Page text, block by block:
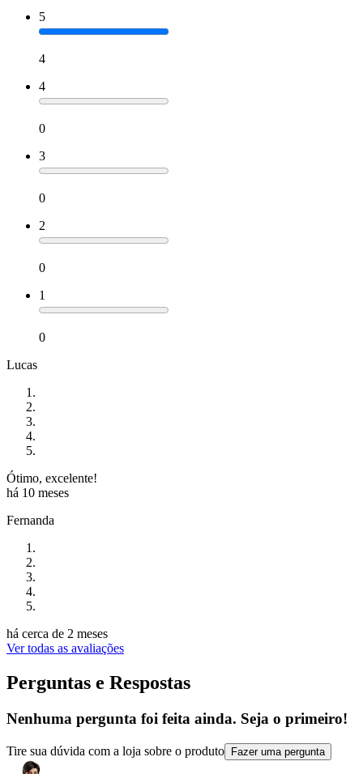
5
4
4
0
3
0
2
0
1
0
Lucas
Ótimo, excelente!
há 10 meses
Fernanda
há cerca de 2 meses
Ver todas as avaliações
Perguntas e Respostas
Nenhuma pergunta foi feita ainda. Seja o primeiro!
Tire sua dúvida com a loja sobre o produto Fazer uma pergunta